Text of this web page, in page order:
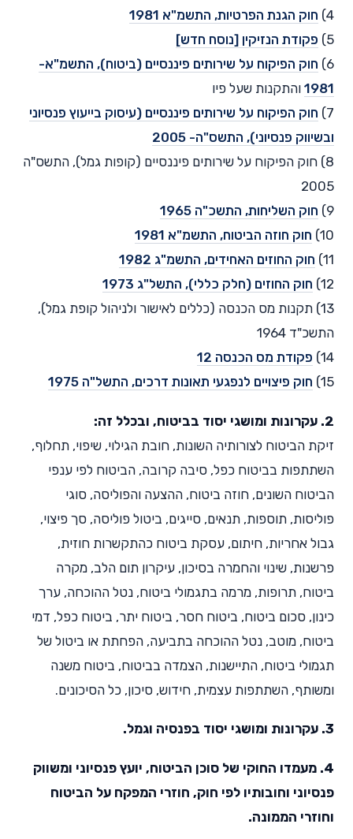
4) חוק הגנת הפרטיות, התשמ"א 1981
5) פקודת הנזיקין [נוסח חדש]
6) חוק הפיקוח על שירותים פיננסיים (ביטוח), התשמ"א-
1981 והתקנות שעל פיו
7) חוק הפיקוח על שירותים פיננסיים (עיסוק בייעוץ פנסיוני
ובשיווק פנסיוני), התשס"ה- 2005
8) חוק הפיקוח על שירותים פיננסיים (קופות גמל), התשס"ה
2005
9) חוק השליחות, התשכ"ה 1965
10) חוק חוזה הביטוח, התשמ"א 1981
11) חוק החוזים האחידים, התשמ"ג 1982
12) חוק החוזים (חלק כללי), התשל"ג 1973
13) תקנות מס הכנסה (כללים לאישור ולניהול קופת גמל),
התשכ"ד 1964
14) פקודת מס הכנסה 12
15) חוק פיצויים לנפגעי תאונות דרכים, התשל"ה 1975
2. עקרונות ומושגי יסוד בביטוח, ובכלל זה:
זיקת הביטוח לצורותיה השונות, חובת הגילוי, שיפוי, תחלוף,
השתתפות בביטוח כפל, סיבה קרובה, הביטוח לפי ענפי
הביטוח השונים, חוזה ביטוח, ההצעה והפוליסה, סוגי
פוליסות, תוספות, תנאים, סייגים, ביטול פוליסה, סך פיצוי,
גבול אחריות, חיתום, עסקת ביטוח כהתקשרות חוזית,
פרשנות, שינוי והחמרה בסיכון, עיקרון תום הלב, מקרה
ביטוח, תרופות, מרמה בתגמולי ביטוח, נטל ההוכחה, ערך
כינון, סכום ביטוח, ביטוח חסר, ביטוח יתר, ביטוח כפל, דמי
ביטוח, מוטב, נטל ההוכחה בתביעה, הפחתת או ביטול של
תגמולי ביטוח, התיישנות, הצמדה בביטוח, ביטוח משנה
ומשותף, השתתפות עצמית, חידוש, סיכון, כל הסיכונים.
3. עקרונות ומושגי יסוד בפנסיה וגמל.
4. מעמדו החוקי של סוכן הביטוח, יועץ פנסיוני ומשווק
פנסיוני וחובותיו לפי חוק, חוזרי המפקח על הביטוח
וחוזרי הממונה.